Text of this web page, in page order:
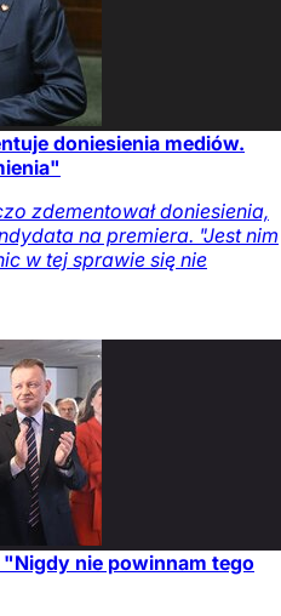
doniesienia mediów.
zdementował doniesienia,
na premiera. "Jest nim
w tej sprawie się nie
"Nigdy nie powinnam tego